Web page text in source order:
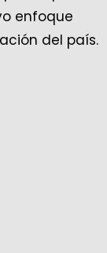
enfoque
del país.